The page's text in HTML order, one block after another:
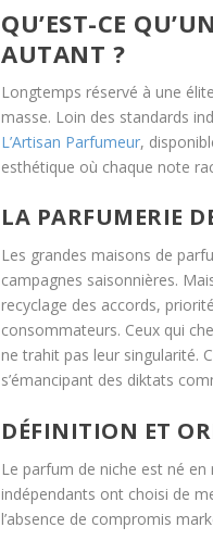
QU’EST-CE
AUTANT ?
Longtemps réservé à une
masse. Loin des standards
L’Artisan Parfumeur,
esthétique où chaque note
LA PARFUMERIE
Les grandes maisons de
campagnes saisonnières.
recyclage des accords,
consommateurs. Ceux qui
ne trahit pas leur singularité.
s’émancipant des diktats
DÉFINITION ET
Le parfum de niche est né
indépendants ont choisi de
l’absence de compromis